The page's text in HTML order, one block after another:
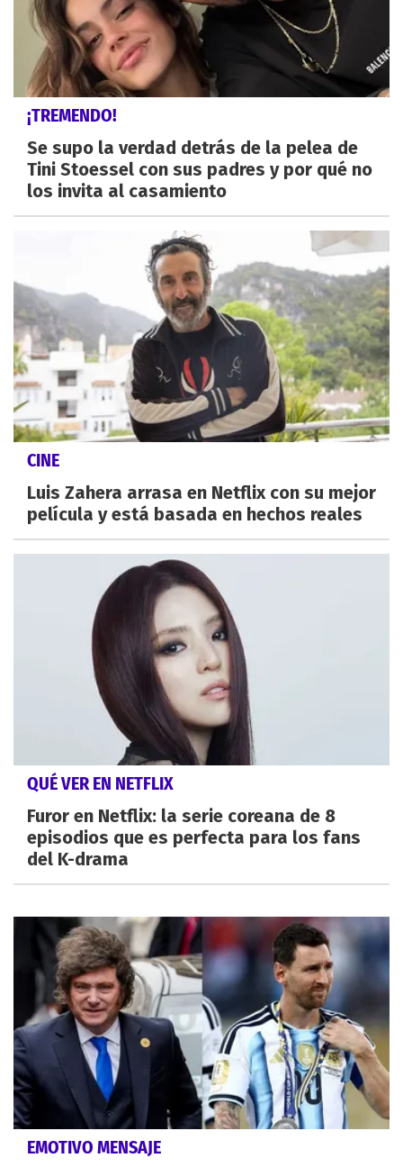
¡TREMENDO!
Se supo la verdad detrás de la pelea de
Tini Stoessel con sus padres y por qué no
los invita al casamiento
CINE
Luis Zahera arrasa en Netflix con su mejor
película y está basada en hechos reales
QUÉ VER EN NETFLIX
Furor en Netflix: la serie coreana de 8
episodios que es perfecta para los fans
del K-drama
EMOTIVO MENSAJE